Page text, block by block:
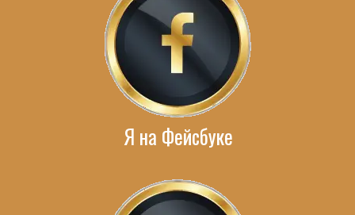
Я на Фейсбуке